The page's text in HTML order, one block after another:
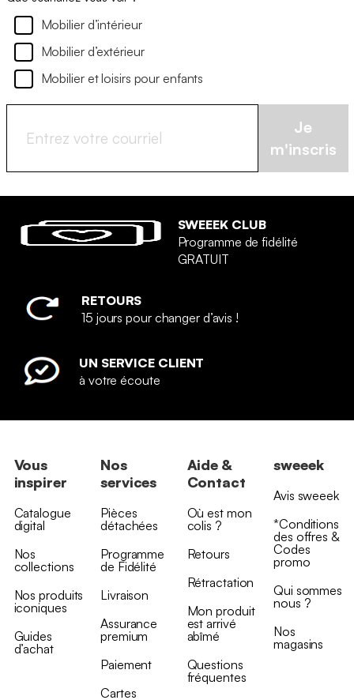
Mobilier d’intérieur
Mobilier d’extérieur
Mobilier et loisirs pour enfants
Je
m'inscris
SWEEEK CLUB
Programme de fidélité
GRATUIT
RETOURS
15 jours pour changer d’avis !
UN SERVICE CLIENT
à votre écoute
Vous
inspirer
Catalogue
digital
Nos
collections
Nos produits
iconiques
Guides
d’achat
Nos
services
Pièces
détachées
Programme
de Fidélité
Livraison
Assurance
premium
Paiement
Cartes
Aide &
Contact
Où est mon
colis ?
Retours
Rétractation
Mon produit
est arrivé
abîmé
Questions
fréquentes
sweeek
Avis sweeek
*Conditions
des offres &
Codes
promo
Qui sommes
nous ?
Nos
magasins